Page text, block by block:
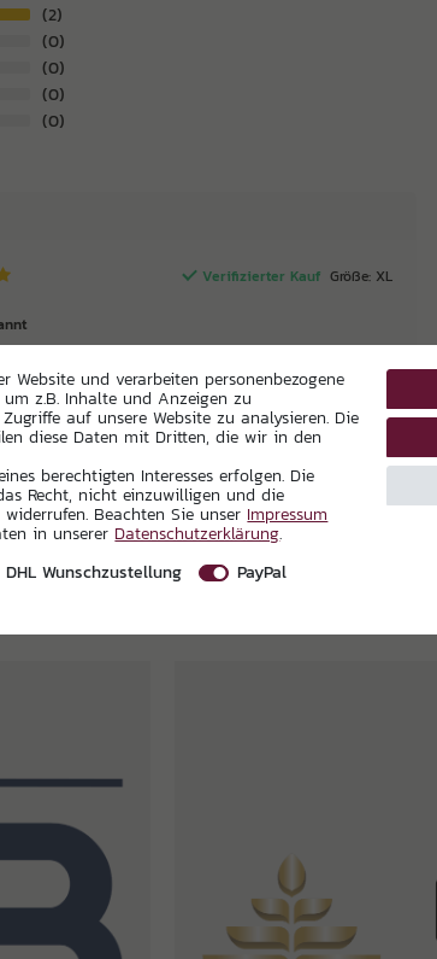
2
0
0
0
0
Verifizierter Kauf Größe: XL
Website und verarbeiten personenbezogene
um z.B. Inhalte und Anzeigen zu
auf unsere Website zu analysieren. Die
diese Daten mit Dritten, die wir in den
berechtigten Interesses erfolgen. Die
Recht, nicht einzuwilligen und die
Beachten Sie unser Impressum
in unserer Daten­schutz­erklärung.
DHL Wunschzustellung
PayPal